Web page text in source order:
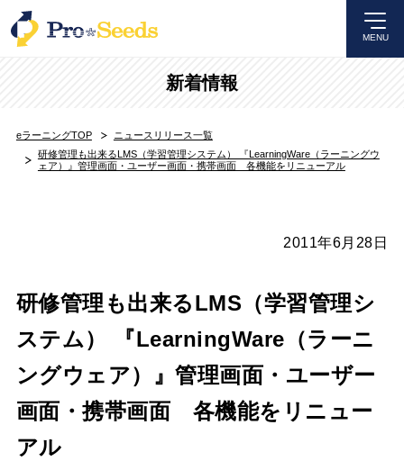
MENU
新着情報
eラーニングTOP
ニュースリリース一覧
研修管理も出来るLMS（学習管理システム） 『LearningWare（ラーニングウ
ェア）』管理画面・ユーザー画面・携帯画面 各機能をリニューアル
2011年6月28日
研修管理も出来るLMS（学習管理シ
ステム） 『LearningWare（ラーニ
ングウェア）』管理画面・ユーザー
画面・携帯画面 各機能をリニュー
アル